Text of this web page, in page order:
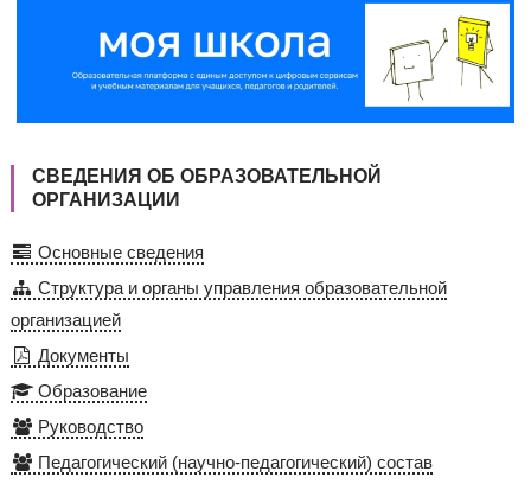
СВЕДЕНИЯ ОБ ОБРАЗОВАТЕЛЬНОЙ
ОРГАНИЗАЦИИ
Основные сведения
Структура и органы управления образовательной
организацией
Документы
Образование
Руководство
Педагогический (научно-педагогический) состав